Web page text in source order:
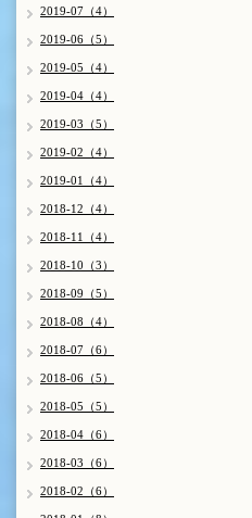
2019-07（4）
2019-06（5）
2019-05（4）
2019-04（4）
2019-03（5）
2019-02（4）
2019-01（4）
2018-12（4）
2018-11（4）
2018-10（3）
2018-09（5）
2018-08（4）
2018-07（6）
2018-06（5）
2018-05（5）
2018-04（6）
2018-03（6）
2018-02（6）